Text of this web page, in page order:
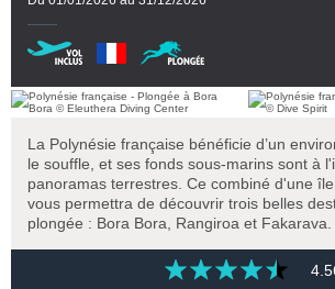
La Polynésie française bénéficie d’un
le souffle, et ses fonds sous-marins sont à
panoramas terrestres. Ce combiné d'une
vous permettra de découvrir trois belles
plongée : Bora Bora, Rangiroa et Fakarava.